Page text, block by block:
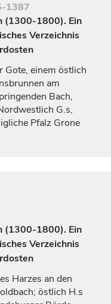
1387
(1300-1800). Ein
Verzeichnis
Gote, einem östlich
am
Bach,
G.s,
Pfalz Grone
(1300-1800). Ein
Verzeichnis
Harzes an den
östlich H.s